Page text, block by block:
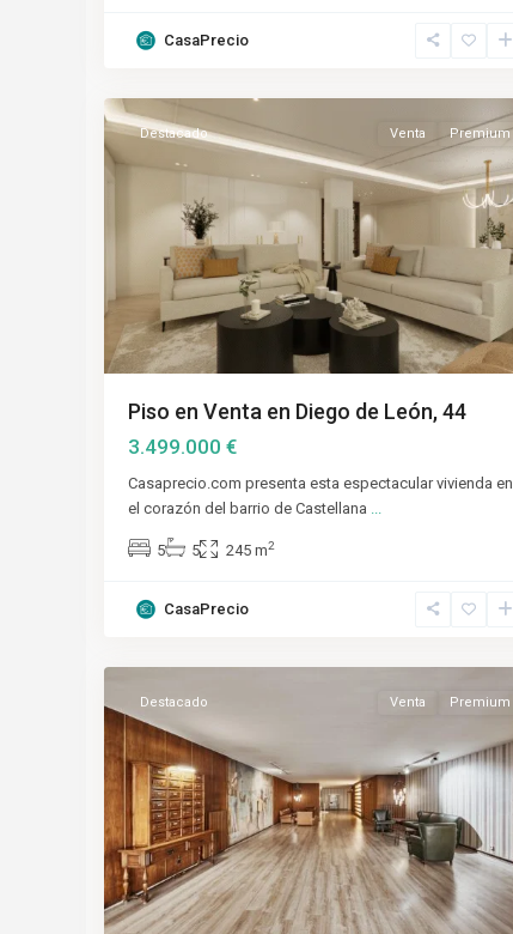
CasaPrecio
Salamanca,
Destacado Venta Premium
Piso en Venta en Diego de León, 44
3.499.000 €
Casaprecio.com presenta esta espectacular vivienda en
el corazón del barrio de Castellana ...
5 5 245 m2
CasaPrecio
Salamanca,
Destacado Venta Premium